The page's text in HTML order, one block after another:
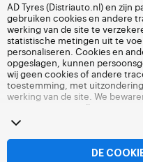
AD Tyres (Distriauto.nl) en zijn
gebruiken cookies en andere
werking van de site te
statistische metingen uit te
personaliseren. Cookies en
opgeslagen, kunnen
wij geen cookies of andere
toestemming, met
werking van de site. We
toestemming op elk moment
cookies en andere tracers
surfen zonder het deponeren
aanvaarden. Weigering
Distriauto.nl. Voor meer
DE